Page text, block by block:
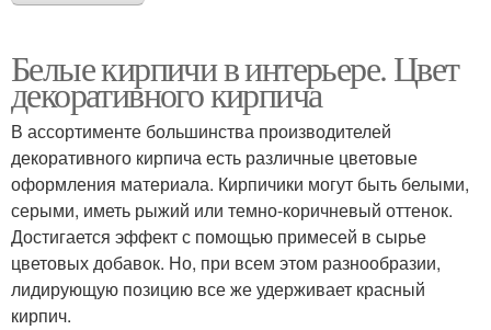
Белые кирпичи в интерьере. Цвет
декоративного кирпича
В ассортименте большинства производителей
декоративного кирпича есть различные цветовые
оформления материала. Кирпичики могут быть белыми,
серыми, иметь рыжий или темно-коричневый оттенок.
Достигается эффект с помощью примесей в сырье
цветовых добавок. Но, при всем этом разнообразии,
лидирующую позицию все же удерживает красный
кирпич.